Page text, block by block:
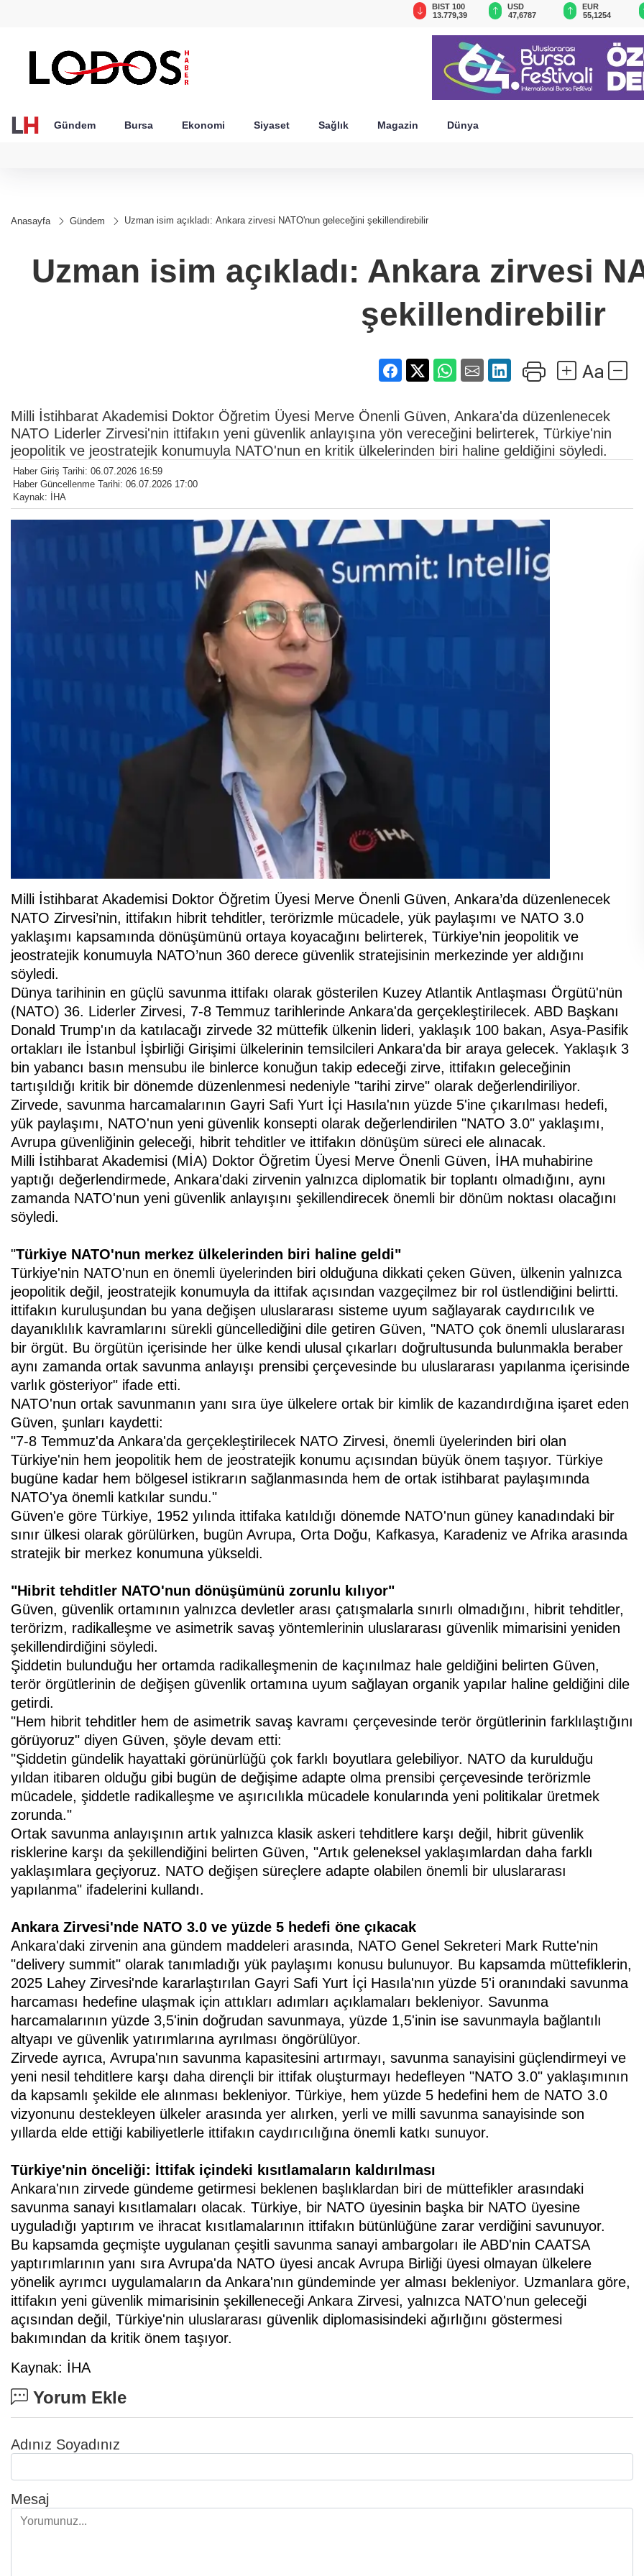
BIST 100
13.779,39
USD
47,6787
EUR
55,1254
Gündem Bursa Ekonomi Siyaset Sağlık Magazin Dünya
Anasayfa Gündem Uzman isim açıkladı: Ankara zirvesi NATO'nun geleceğini şekillendirebilir
Uzman isim açıkladı: Ankara zirvesi
şekillendirebilir
Milli İstihbarat Akademisi Doktor Öğretim Üyesi Merve Önenli Güven, Ankara'da düzenlenecek
NATO Liderler Zirvesi'nin ittifakın yeni güvenlik anlayışına yön vereceğini belirterek, Türkiye'nin
jeopolitik ve jeostratejik konumuyla NATO'nun en kritik ülkelerinden biri haline geldiğini söyledi.
Haber Giriş Tarihi: 06.07.2026 16:59
Haber Güncellenme Tarihi: 06.07.2026 17:00
Kaynak: İHA
Milli İstihbarat Akademisi Doktor Öğretim Üyesi Merve Önenli Güven, Ankara’da düzenlenecek
NATO Zirvesi’nin, ittifakın hibrit tehditler, terörizmle mücadele, yük paylaşımı ve NATO 3.0
yaklaşımı kapsamında dönüşümünü ortaya koyacağını belirterek, Türkiye’nin jeopolitik ve
jeostratejik konumuyla NATO’nun 360 derece güvenlik stratejisinin merkezinde yer aldığını
söyledi.
Dünya tarihinin en güçlü savunma ittifakı olarak gösterilen Kuzey Atlantik Antlaşması Örgütü'nün
(NATO) 36. Liderler Zirvesi, 7-8 Temmuz tarihlerinde Ankara'da gerçekleştirilecek. ABD Başkanı
Donald Trump'ın da katılacağı zirvede 32 müttefik ülkenin lideri, yaklaşık 100 bakan, Asya-Pasifik
ortakları ile İstanbul İşbirliği Girişimi ülkelerinin temsilcileri Ankara'da bir araya gelecek. Yaklaşık 3
bin yabancı basın mensubu ile binlerce konuğun takip edeceği zirve, ittifakın geleceğinin
tartışıldığı kritik bir dönemde düzenlenmesi nedeniyle "tarihi zirve" olarak değerlendiriliyor.
Zirvede, savunma harcamalarının Gayri Safi Yurt İçi Hasıla'nın yüzde 5'ine çıkarılması hedefi,
yük paylaşımı, NATO'nun yeni güvenlik konsepti olarak değerlendirilen "NATO 3.0" yaklaşımı,
Avrupa güvenliğinin geleceği, hibrit tehditler ve ittifakın dönüşüm süreci ele alınacak.
Milli İstihbarat Akademisi (MİA) Doktor Öğretim Üyesi Merve Önenli Güven, İHA muhabirine
yaptığı değerlendirmede, Ankara'daki zirvenin yalnızca diplomatik bir toplantı olmadığını, aynı
zamanda NATO'nun yeni güvenlik anlayışını şekillendirecek önemli bir dönüm noktası olacağını
söyledi.
"Türkiye NATO'nun merkez ülkelerinden biri haline geldi"
Türkiye'nin NATO'nun en önemli üyelerinden biri olduğuna dikkati çeken Güven, ülkenin yalnızca
jeopolitik değil, jeostratejik konumuyla da ittifak açısından vazgeçilmez bir rol üstlendiğini belirtti.
ittifakın kuruluşundan bu yana değişen uluslararası sisteme uyum sağlayarak caydırıcılık ve
dayanıklılık kavramlarını sürekli güncellediğini dile getiren Güven, "NATO çok önemli uluslararası
bir örgüt. Bu örgütün içerisinde her ülke kendi ulusal çıkarları doğrultusunda bulunmakla beraber
aynı zamanda ortak savunma anlayışı prensibi çerçevesinde bu uluslararası yapılanma içerisinde
varlık gösteriyor" ifade etti.
NATO'nun ortak savunmanın yanı sıra üye ülkelere ortak bir kimlik de kazandırdığına işaret eden
Güven, şunları kaydetti:
"7-8 Temmuz'da Ankara'da gerçekleştirilecek NATO Zirvesi, önemli üyelerinden biri olan
Türkiye'nin hem jeopolitik hem de jeostratejik konumu açısından büyük önem taşıyor. Türkiye
bugüne kadar hem bölgesel istikrarın sağlanmasında hem de ortak istihbarat paylaşımında
NATO'ya önemli katkılar sundu."
Güven'e göre Türkiye, 1952 yılında ittifaka katıldığı dönemde NATO'nun güney kanadındaki bir
sınır ülkesi olarak görülürken, bugün Avrupa, Orta Doğu, Kafkasya, Karadeniz ve Afrika arasında
stratejik bir merkez konumuna yükseldi.
"Hibrit tehditler NATO'nun dönüşümünü zorunlu kılıyor"
Güven, güvenlik ortamının yalnızca devletler arası çatışmalarla sınırlı olmadığını, hibrit tehditler,
terörizm, radikalleşme ve asimetrik savaş yöntemlerinin uluslararası güvenlik mimarisini yeniden
şekillendirdiğini söyledi.
Şiddetin bulunduğu her ortamda radikalleşmenin de kaçınılmaz hale geldiğini belirten Güven,
terör örgütlerinin de değişen güvenlik ortamına uyum sağlayan organik yapılar haline geldiğini dile
getirdi.
"Hem hibrit tehditler hem de asimetrik savaş kavramı çerçevesinde terör örgütlerinin farklılaştığını
görüyoruz" diyen Güven, şöyle devam etti:
"Şiddetin gündelik hayattaki görünürlüğü çok farklı boyutlara gelebiliyor. NATO da kurulduğu
yıldan itibaren olduğu gibi bugün de değişime adapte olma prensibi çerçevesinde terörizmle
mücadele, şiddetle radikalleşme ve aşırıcılıkla mücadele konularında yeni politikalar üretmek
zorunda."
Ortak savunma anlayışının artık yalnızca klasik askeri tehditlere karşı değil, hibrit güvenlik
risklerine karşı da şekillendiğini belirten Güven, "Artık geleneksel yaklaşımlardan daha farklı
yaklaşımlara geçiyoruz. NATO değişen süreçlere adapte olabilen önemli bir uluslararası
yapılanma" ifadelerini kullandı.
Ankara Zirvesi'nde NATO 3.0 ve yüzde 5 hedefi öne çıkacak
Ankara'daki zirvenin ana gündem maddeleri arasında, NATO Genel Sekreteri Mark Rutte'nin
"delivery summit" olarak tanımladığı yük paylaşımı konusu bulunuyor. Bu kapsamda müttefiklerin,
2025 Lahey Zirvesi'nde kararlaştırılan Gayri Safi Yurt İçi Hasıla'nın yüzde 5'i oranındaki savunma
harcaması hedefine ulaşmak için attıkları adımları açıklamaları bekleniyor. Savunma
harcamalarının yüzde 3,5'inin doğrudan savunmaya, yüzde 1,5'inin ise savunmayla bağlantılı
altyapı ve güvenlik yatırımlarına ayrılması öngörülüyor.
Zirvede ayrıca, Avrupa'nın savunma kapasitesini artırmayı, savunma sanayisini güçlendirmeyi ve
yeni nesil tehditlere karşı daha dirençli bir ittifak oluşturmayı hedefleyen "NATO 3.0" yaklaşımının
da kapsamlı şekilde ele alınması bekleniyor. Türkiye, hem yüzde 5 hedefini hem de NATO 3.0
vizyonunu destekleyen ülkeler arasında yer alırken, yerli ve milli savunma sanayisinde son
yıllarda elde ettiği kabiliyetlerle ittifakın caydırıcılığına önemli katkı sunuyor.
Türkiye'nin önceliği: İttifak içindeki kısıtlamaların kaldırılması
Ankara'nın zirvede gündeme getirmesi beklenen başlıklardan biri de müttefikler arasındaki
savunma sanayi kısıtlamaları olacak. Türkiye, bir NATO üyesinin başka bir NATO üyesine
uyguladığı yaptırım ve ihracat kısıtlamalarının ittifakın bütünlüğüne zarar verdiğini savunuyor.
Bu kapsamda geçmişte uygulanan çeşitli savunma sanayi ambargoları ile ABD'nin CAATSA
yaptırımlarının yanı sıra Avrupa'da NATO üyesi ancak Avrupa Birliği üyesi olmayan ülkelere
yönelik ayrımcı uygulamaların da Ankara'nın gündeminde yer alması bekleniyor. Uzmanlara göre,
ittifakın yeni güvenlik mimarisinin şekilleneceği Ankara Zirvesi, yalnızca NATO'nun geleceği
açısından değil, Türkiye'nin uluslararası güvenlik diplomasisindeki ağırlığını göstermesi
bakımından da kritik önem taşıyor.
Kaynak: İHA
Yorum Ekle
Adınız Soyadınız
Mesaj